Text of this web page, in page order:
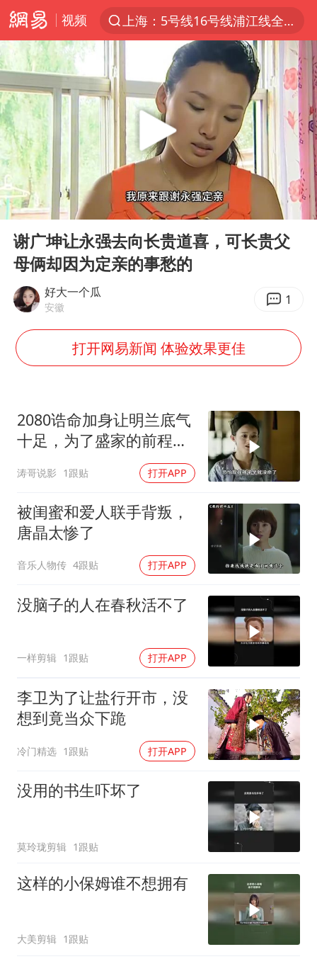
视频
上海：5号线16号线浦江线全线停运
上半年我国经营主体结构持续优化
上海有出现龙卷潜势
上海全域长途客运班次全部停运
今日15时起福州地铁高架区段停运
白海豚逼近浙闽沿海
1枚就能让航母瘫痪 轰-6J实力有多强
国足U17与阿森纳决赛取消 并列冠军
王艺迪无缘横滨赛决赛
上海大部迎大暴雨
《龙餐馆》 冲奖
蒯曼挺进WTT横滨冠军赛女单四强
构建更高水平的全民健身公共服务体系
Play
00:00 05:08
谢广坤让永强去向长贵道喜，可长贵父
母俩却因为定亲的事愁的
好大一个瓜
安徽 1
打开网易新闻 体验效果更佳
2080诰命加身让明兰底气
十足，为了盛家的前程盛
涛哥说影 1跟贴 打开APP
被闺蜜和爱人联手背叛，
唐晶太惨了
音乐人物传 4跟贴 打开APP
没脑子的人在春秋活不了
一样剪辑 1跟贴 打开APP
李卫为了让盐行开市，没
想到竟当众下跪
冷门精选 1跟贴 打开APP
没用的书生吓坏了
莫玲珑剪辑 1跟贴
这样的小保姆谁不想拥有
大美剪辑 1跟贴